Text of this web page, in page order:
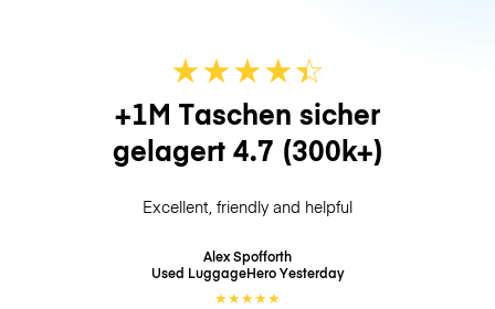
★★★★☆
★
+1M Taschen sicher
gelagert 4.7 (300k+)
Excellent, friendly and helpful
Alex Spofforth
Used LuggageHeroYesterday
★★★★★